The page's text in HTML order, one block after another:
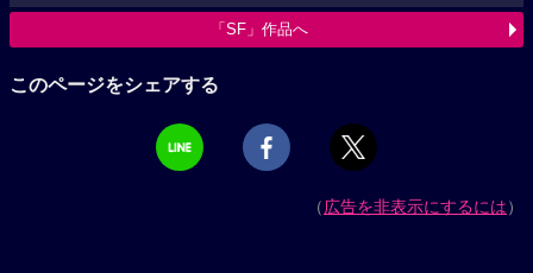
「SF」作品へ
このページをシェアする
（広告を非表示にするには）